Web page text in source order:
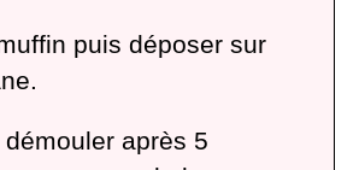
puis déposer sur
après 5